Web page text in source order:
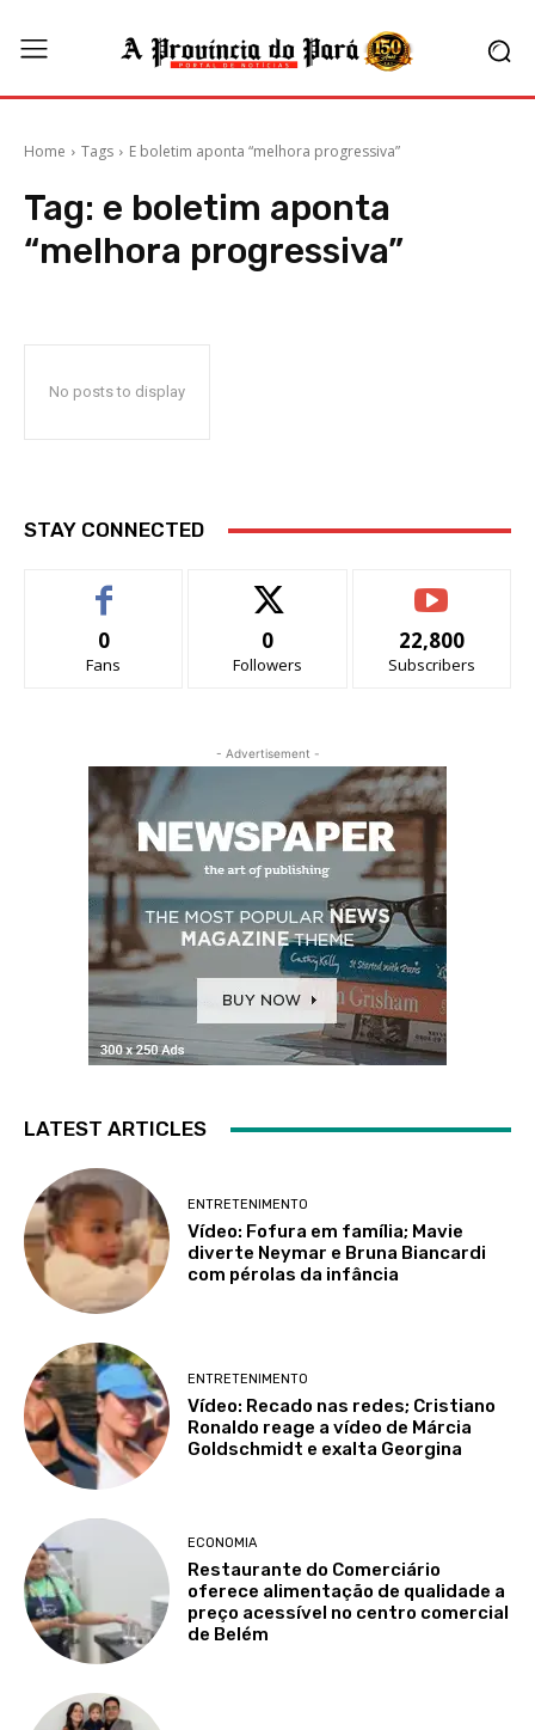
Home Tags E boletim aponta “melhora progressiva”
Tag: e boletim aponta
“melhora progressiva”
No posts to display
STAY CONNECTED
0
Fans
0
Followers
22,800
Subscribers
- Advertisement -
LATEST ARTICLES
ENTRETENIMENTO
Vídeo: Fofura em família; Mavie
diverte Neymar e Bruna Biancardi
com pérolas da infância
ENTRETENIMENTO
Vídeo: Recado nas redes; Cristiano
Ronaldo reage a vídeo de Márcia
Goldschmidt e exalta Georgina
ECONOMIA
Restaurante do Comerciário
oferece alimentação de qualidade a
preço acessível no centro comercial
de Belém